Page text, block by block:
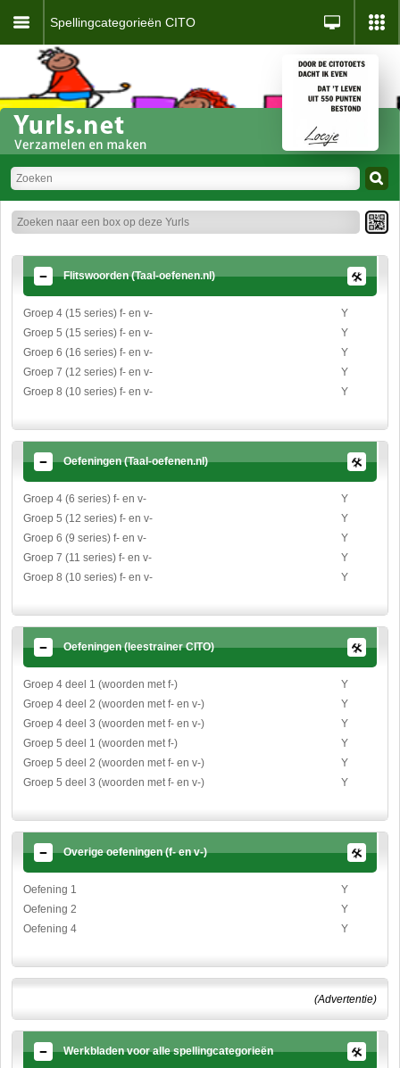
Spellingcategorieën CITO
Flitswoorden (Taal-oefenen.nl)
Groep 4 (15 series) f- en v-
Y
Groep 5 (15 series) f- en v-
Y
Groep 6 (16 series) f- en v-
Y
Groep 7 (12 series) f- en v-
Y
Groep 8 (10 series) f- en v-
Y
Oefeningen (Taal-oefenen.nl)
Groep 4 (6 series) f- en v-
Y
Groep 5 (12 series) f- en v-
Y
Groep 6 (9 series) f- en v-
Y
Groep 7 (11 series) f- en v-
Y
Groep 8 (10 series) f- en v-
Y
Oefeningen (leestrainer CITO)
Groep 4 deel 1 (woorden met f-)
Y
Groep 4 deel 2 (woorden met f- en v-)
Y
Groep 4 deel 3 (woorden met f- en v-)
Y
Groep 5 deel 1 (woorden met f-)
Y
Groep 5 deel 2 (woorden met f- en v-)
Y
Groep 5 deel 3 (woorden met f- en v-)
Y
Overige oefeningen (f- en v-)
Oefening 1
Y
Oefening 2
Y
Oefening 4
Y
(Advertentie)
Werkbladen voor alle spellingcategorieën